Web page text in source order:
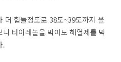
더 힘들정도로 38도~39도까지 올
타이레놀을 먹어도 해열제를 먹
.